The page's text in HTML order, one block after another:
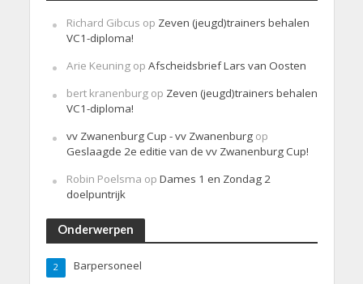
Richard Gibcus op Zeven (jeugd)trainers behalen
VC1-diploma!
Arie Keuningop Afscheidsbrief Lars van Oosten
bert kranenburgop Zeven (jeugd)trainers behalen
VC1-diploma!
vv Zwanenburg Cup - vv Zwanenburgop
Geslaagde 2e editie van de vv Zwanenburg Cup!
Robin Poelsma op Dames 1 en Zondag 2
doelpuntrijk
Onderwerpen
Barpersoneel
2